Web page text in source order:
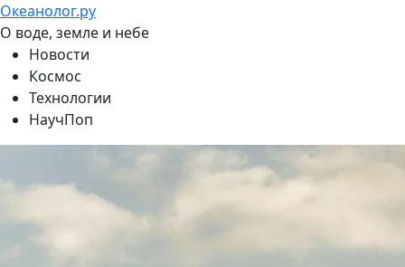
Океанолог.ру
О воде, земле и небе
Новости
Космос
Технологии
НаучПоп